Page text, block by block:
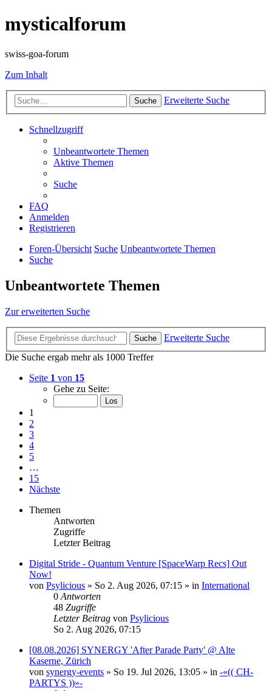
mysticalforum
swiss-goa-forum
Zum Inhalt
Suche Erweiterte Suche
Schnellzugriff
Unbeantwortete Themen
Aktive Themen
Suche
FAQ
Anmelden
Registrieren
Foren-Übersicht Suche Unbeantwortete Themen
Suche
Unbeantwortete Themen
Zur erweiterten Suche
Suche
Erweiterte Suche
Die Suche ergab mehr als 1000 Treffer
Seite 1 von 15
Gehe zu Seite:
1
2
3
4
5
…
15
Nächste
Themen
Antworten
Zugriffe
Letzter Beitrag
Digital Stride - Quantum Venture [SpaceWarp Recs] Out
Now!
von Psylicious » So 2. Aug 2026, 07:15 » in International
0 Antworten
48 Zugriffe
Letzter Beitrag von Psylicious
So 2. Aug 2026, 07:15
[08.08.2026] SYNERGY 'After Parade Party' @ Alte
Kaserne, Zürich
von synergy-events » So 19. Jul 2026, 13:05 » in -«(( CH-
PARTYS ))»-